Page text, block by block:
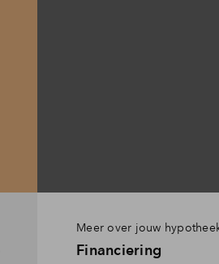
Meer over jouw
Financiering